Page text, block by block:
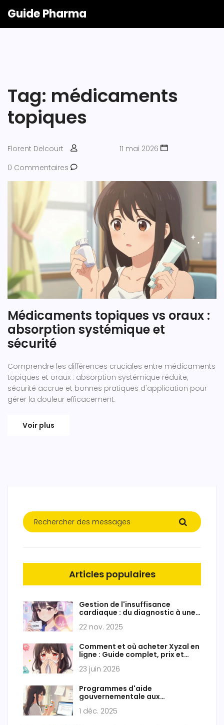
Guide Pharma
Tag: médicaments
topiques
Florent Delcourt
11 mai 2026
0 Commentaires
Médicaments topiques vs oraux :
absorption systémique et
sécurité
Comprendre les différences cruciales entre médicaments
topiques et oraux : absorption systémique réduite,
sécurité accrue et bonnes pratiques d'application pour
gérer la douleur efficacement.
Voir plus
Articles populaires
Gestion de l'insuffisance
cardiaque : du diagnostic à une
22 nov. 2025
Comment et où acheter Xyzal en
ligne : Guide complet, prix et
23 juin 2026
Programmes d'aide
gouvernementale aux
2025
1 déc. 2025